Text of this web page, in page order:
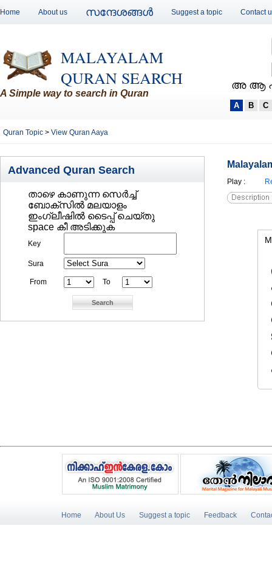
Home About us സന്ദേശങ്ങള്‍ Suggest a topic Contact
MALAYALAM
QURAN SEARCH
A Simple way to search in Quran
അ ആ
A B C
Quran Topic > View Quran Aaya
Advanced Quran Search
താഴെ കാണുന്ന സെര്‍ച്ച്‌
ബോക്സില്‍ മലയാളം
ഇംഗ്ലീഷില്‍ ടൈപ്പ് ചെയ്തു
space കീ അടിക്കുക
Key
Sura
From To
Play :
Home About Us Suggest a topic Feedback